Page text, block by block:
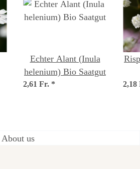
Echter Alant (Inula
helenium) Bio Saatgut
2,61 Fr. *